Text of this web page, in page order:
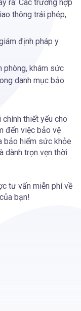
ra: Các trường hợp
thông trái phép,
định pháp y
phòng, khám sức
danh mục bảo
thiết yếu cho
đến việc bảo vệ
bảo hiểm sức khỏe
dành trọn vẹn thời
tư vấn miễn phí về
bạn!